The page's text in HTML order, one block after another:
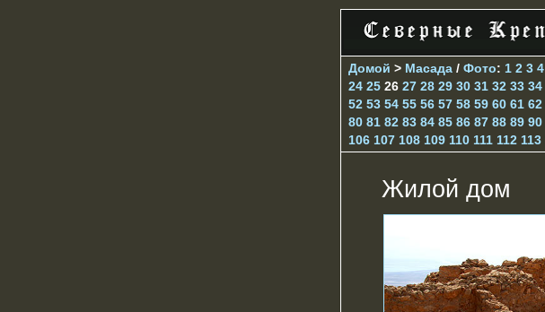
Домой > Масада / Фото: 1 2 3 4
24 25 26 27 28 29 30 31 32 33 34
52 53 54 55 56 57 58 59 60 61 62
80 81 82 83 84 85 86 87 88 89 90
106 107 108 109 110 111 112 113
Жилой дом